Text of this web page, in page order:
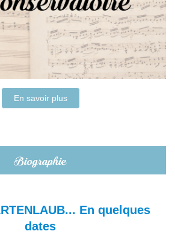
En savoir plus
En quelques
dates